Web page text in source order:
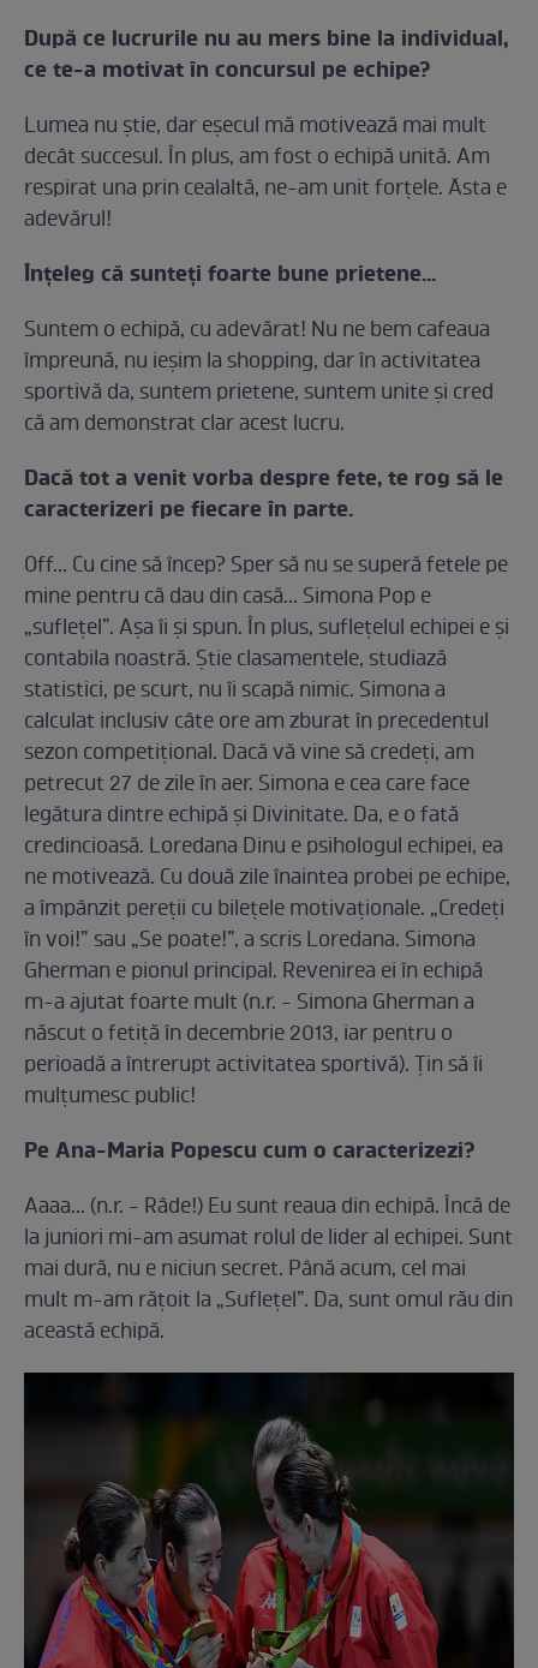
După ce lucrurile nu au mers bine la individual,
ce te-a motivat în concursul pe echipe?
Lumea nu ştie, dar eşecul mă motivează mai mult
decât succesul. În plus, am fost o echipă unită. Am
respirat una prin cealaltă, ne-am unit forţele. Ăsta e
adevărul!
Înţeleg că sunteţi foarte bune prietene...
Suntem o echipă, cu adevărat! Nu ne bem cafeaua
împreună, nu ieşim la shopping, dar în activitatea
sportivă da, suntem prietene, suntem unite şi cred
că am demonstrat clar acest lucru.
Dacă tot a venit vorba despre fete, te rog să le
caracterizeri pe fiecare în parte.
Off... Cu cine să încep? Sper să nu se superă fetele pe
mine pentru că dau din casă... Simona Pop e
„sufleţel”. Aşa îi şi spun. În plus, sufleţelul echipei e şi
contabila noastră. Ştie clasamentele, studiază
statistici, pe scurt, nu îi scapă nimic. Simona a
calculat inclusiv câte ore am zburat în precedentul
sezon competiţional. Dacă vă vine să credeţi, am
petrecut 27 de zile în aer. Simona e cea care face
legătura dintre echipă şi Divinitate. Da, e o fată
credincioasă. Loredana Dinu e psihologul echipei, ea
ne motivează. Cu două zile înaintea probei pe echipe,
a împânzit pereţii cu bileţele motivaţionale. „Credeţi
în voi!” sau „Se poate!”, a scris Loredana. Simona
Gherman e pionul principal. Revenirea ei în echipă
m-a ajutat foarte mult (n.r. - Simona Gherman a
născut o fetiţă în decembrie 2013, iar pentru o
perioadă a întrerupt activitatea sportivă). Ţin să îi
mulţumesc public!
Pe Ana-Maria Popescu cum o caracterizezi?
Aaaa... (n.r. - Râde!) Eu sunt reaua din echipă. Încă de
la juniori mi-am asumat rolul de lider al echipei. Sunt
mai dură, nu e niciun secret. Până acum, cel mai
mult m-am răţoit la „Sufleţel”. Da, sunt omul rău din
această echipă.